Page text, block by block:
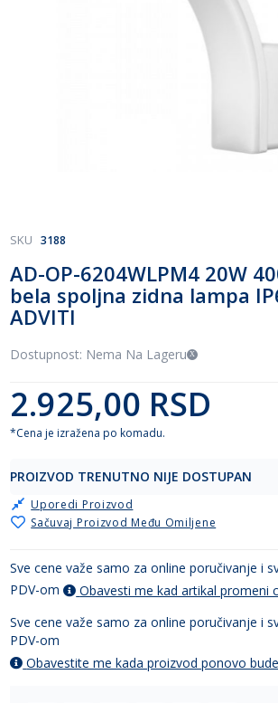
Skip
the
beginning
of
the
images
gallery
AD-OP-6204WLPM4 20W
bela spoljna zidna lampa
ADVITI
SKU 3188
Dostupnost: Nema Na Lageru
2.925,00 RSD
*Cena je izražena po komadu.
PROIZVOD TRENUTNO NIJE DOSTUPAN
Sačuvaj Proizvod Među Omiljene
Uporedi Proizvod
Sve cene važe samo za online poručivanje i
PDV-om
Obavesti me kad artikal promeni
Sve cene važe samo za online poručivanje i
PDV-om
Obavestite me kada proizvod ponovo